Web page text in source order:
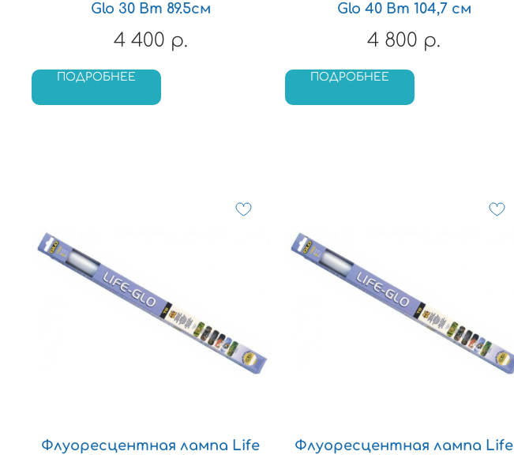
Glo 30 Вт 89.5см
4 400 р.
ПОДРОБНЕЕ
Glo 40 Вт 104,7 см
4 800 р.
ПОДРОБНЕЕ
Флуоресцентная лампа Life
Флуоресцентная лампа Life